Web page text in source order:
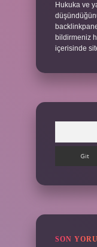
Hukuka ve
bildirmeniz
içerisinde
SON